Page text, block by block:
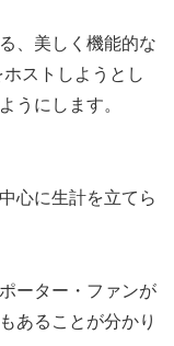
、美しく機能的な
ストしようとし
うにします。
心に生計を立てら
ーター・ファンが
あることが分かり